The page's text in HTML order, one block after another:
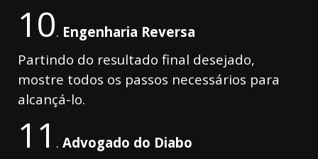
10. Engenharia Reversa
Partindo do resultado final desejado,
mostre todos os passos necessários para
alcançá-lo.
11 . Advogado do Diabo